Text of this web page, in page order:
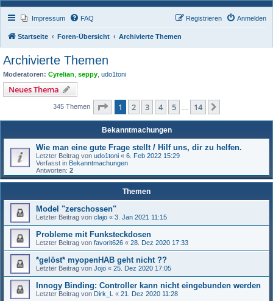
Impressum FAQ Anmelden
Registrieren
Startseite Foren-Übersicht Archivierte Themen
Archivierte Themen
Moderatoren: Cyrelian seppy udo1toni
Neues Thema
345 Themen Seite 1von 14
1 2 3 4 5 14
Bekanntmachungen
Wie man eine gute Frage stellt / Hilf uns, dir zu helfen.
Letzter Beitrag von udo1toni « 6. Feb 2022 15:29
Verfasst in Bekanntmachungen
Antworten: 2
Themen
Model "zerschossen"
Letzter Beitrag von clajo « 3. Jan 2021 11:15
Probleme mit Funksteckdosen
Letzter Beitrag von favorit626 « 28. Dez 2020 17:33
*gelöst* myopenHAB geht nicht ??
Letzter Beitrag von Jojo « 25. Dez 2020 17:05
Innogy Binding: Controller kann nicht eingebunden werden
Letzter Beitrag von Dirk_L « 21. Dez 2020 11:28